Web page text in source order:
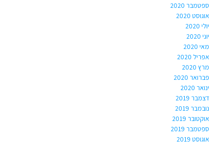
ספטמבר 2020
אוגוסט 2020
יולי 2020
יוני 2020
מאי 2020
אפריל 2020
מרץ 2020
פברואר 2020
ינואר 2020
דצמבר 2019
נובמבר 2019
אוקטובר 2019
ספטמבר 2019
אוגוסט 2019